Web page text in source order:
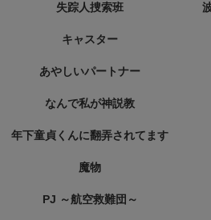
失踪人捜索班
キャスター
あやしいパートナー
なんで私が神説教
年下童貞くんに翻弄されてます
魔物
PJ ～航空救難団～